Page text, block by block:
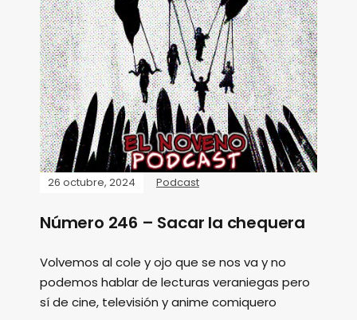
26 octubre, 2024 Podcast
Número 246 – Sacar la chequera
Volvemos al cole y ojo que se nos va y no
podemos hablar de lecturas veraniegas pero
sí de cine, televisión y anime comiquero